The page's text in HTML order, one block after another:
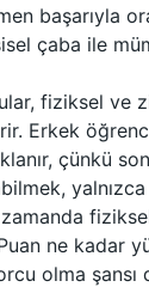
başarıyla
çaba ile
fiziksel ve
Erkek
çünkü
zamanda
ne kadar
olma şansı